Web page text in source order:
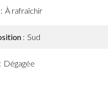
À rafraîchir
Sud
Dégagée